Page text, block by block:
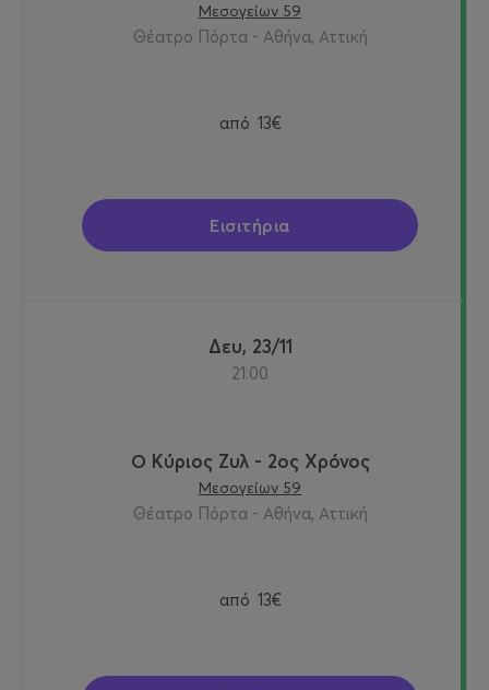
Μεσογείων 59
Θέατρο Πόρτα - Αθήνα, Αττική
από 13€
Εισιτήρια
Δευ, 23/11
21:00
Ο Κύριος Ζυλ - 2ος Χρόνος
Μεσογείων 59
Θέατρο Πόρτα - Αθήνα, Αττική
από 13€